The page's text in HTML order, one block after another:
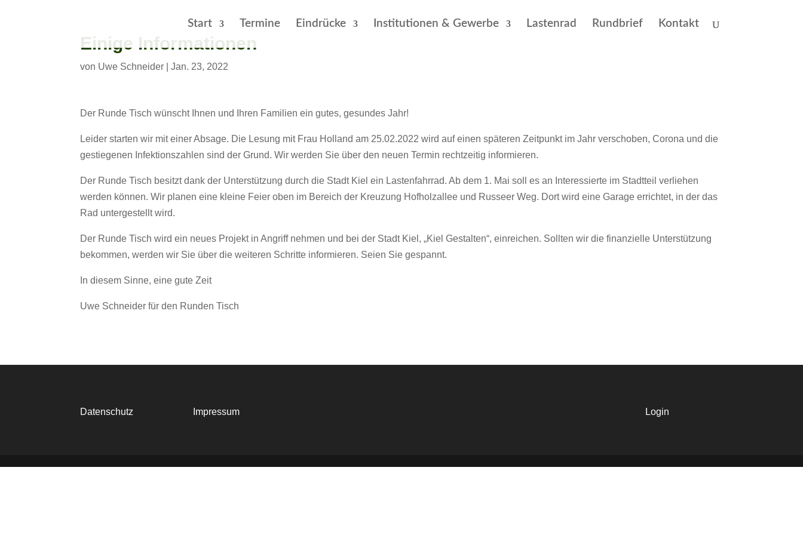
Start Termine Eindrücke Institutionen & Gewerbe Lastenrad Rundbrief Kontakt
Einige Informationen
von Uwe Schneider |Jan. 23, 2022
Der Runde Tisch wünscht Ihnen und Ihren Familien ein gutes, gesundes Jahr!
Leider starten wir mit einer Absage. Die Lesung mit Frau Holland am 25.02.2022 wird auf einen späteren Zeitpunkt im Jahr verschoben, Corona und die
gestiegenen Infektionszahlen sind der Grund. Wir werden Sie über den neuen Termin rechtzeitig informieren.
Der Runde Tisch besitzt dank der Unterstützung durch die Stadt Kiel ein Lastenfahrrad. Ab dem 1. Mai soll es an Interessierte im Stadtteil verliehen
werden können. Wir planen eine kleine Feier oben im Bereich der Kreuzung Hofholzallee und Russeer Weg. Dort wird eine Garage errichtet, in der das
Rad untergestellt wird.
Der Runde Tisch wird ein neues Projekt in Angriff nehmen und bei der Stadt Kiel, „Kiel Gestalten“, einreichen. Sollten wir die finanzielle Unterstützung
bekommen, werden wir Sie über die weiteren Schritte informieren. Seien Sie gespannt.
In diesem Sinne, eine gute Zeit
Uwe Schneider für den Runden Tisch
Datenschutz Impressum Login